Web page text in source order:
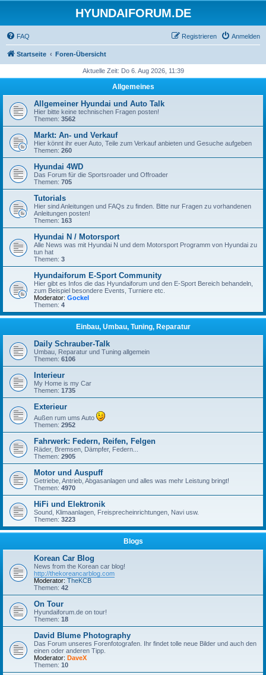
HYUNDAIFORUM.DE
FAQ Anmelden
Registrieren
Startseite Foren-Übersicht
Aktuelle Zeit: Do 6. Aug 2026, 11:39
Allgemeines
Allgemeiner Hyundai und Auto Talk
Hier bitte keine technischen Fragen posten!
Themen: 3562
Markt: An- und Verkauf
Hier könnt ihr euer Auto, Teile zum Verkauf anbieten und Gesuche aufgeben
Themen: 260
Hyundai 4WD
Das Forum für die Sportsroader und Offroader
Themen: 705
Tutorials
Hier sind Anleitungen und FAQs zu finden. Bitte nur Fragen zu vorhandenen
Anleitungen posten!
Themen: 163
Hyundai N / Motorsport
Alle News was mit Hyundai N und dem Motorsport Programm von Hyundai zu
tun hat
Themen: 3
Hyundaiforum E-Sport Community
Hier gibt es Infos die das Hyundaiforum und den E-Sport Bereich behandeln,
zum Beispiel besondere Events, Turniere etc.
Moderator: Gockel
Themen: 4
Einbau, Umbau, Tuning, Reparatur
Daily Schrauber-Talk
Umbau, Reparatur und Tuning allgemein
Themen: 6106
Interieur
My Home is my Car
Themen: 1735
Exterieur
Außen rum ums Auto
Themen: 2952
Fahrwerk: Federn, Reifen, Felgen
Räder, Bremsen, Dämpfer, Federn...
Themen: 2905
Motor und Auspuff
Getriebe, Antrieb, Abgasanlagen und alles was mehr Leistung bringt!
Themen: 4970
HiFi und Elektronik
Sound, Klimaanlagen, Freisprecheinrichtungen, Navi usw.
Themen: 3223
Blogs
Korean Car Blog
News from the Korean car blog!
http://thekoreancarblog.com
Moderator: TheKCB
Themen: 42
On Tour
Hyundaiforum.de on tour!
Themen: 18
David Blume Photography
Das Forum unseres Forenfotografen. Ihr findet tolle neue Bilder und auch den
einen oder anderen Tipp.
Moderator: DaveX
Themen: 10